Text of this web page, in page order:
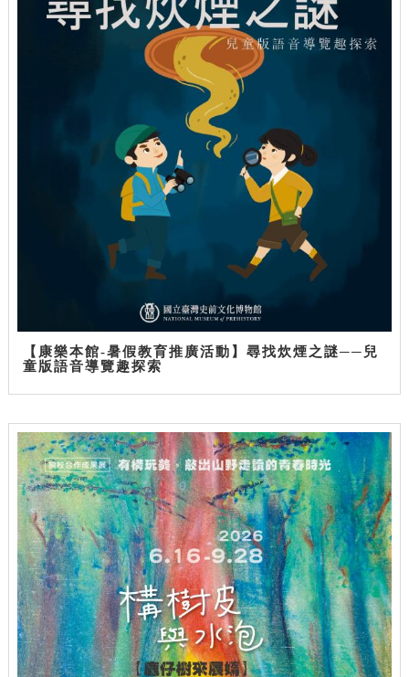
【康樂本館-暑假教育推廣活動】尋找炊煙之謎──兒
童版語音導覽趣探索